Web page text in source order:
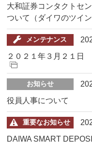
大和証券コンタクトセ
ついて（ダイワのツイ
メンテナンス
２０２１年３月２１日
お知らせ
役員人事について
重要なお知らせ
DAIWA SMART